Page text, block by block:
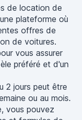
de location de
plateforme où
offres de
de voitures.
vous assurer
préféré et d'un
2 jours peut être
ou au mois.
vous pouvez